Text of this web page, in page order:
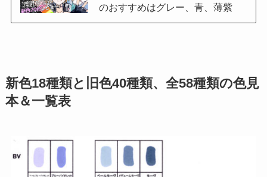
のおすすめはグレー、青、薄紫
新色18種類と旧色40種類、全58種類の色見
本＆一覧表